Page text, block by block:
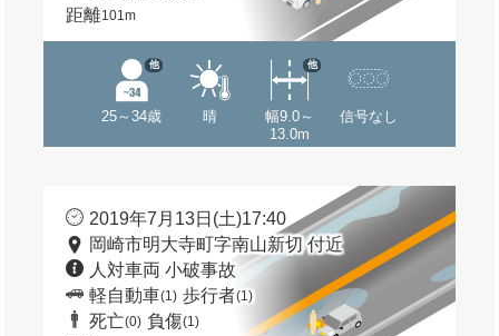
距離101m
25～34歳
他
晴
幅9.0～
13.0m
他
信号なし
2019年7月13日(土)17:40
岡崎市明大寺町字南山新切 付近
人対車両 小破事故
軽自動車(1) 歩行者(1)
死亡(0) 負傷(1)